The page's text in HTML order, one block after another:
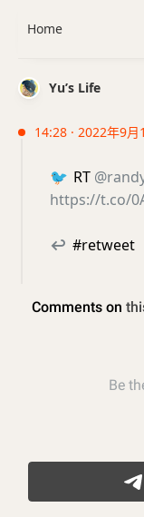
Yu’s Life
14:28 · 2022年9月
🐦 RT
https://t.co/
↩ #retweet
Home